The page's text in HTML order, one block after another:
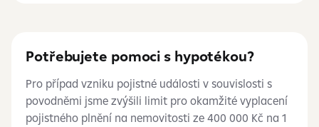
Potřebujete pomoci s hypotékou?
Pro případ vzniku pojistné události v souvislosti s
povodněmi jsme zvýšili limit pro okamžité vyplacení
pojistného plnění na nemovitosti ze 400 000 Kč na 1